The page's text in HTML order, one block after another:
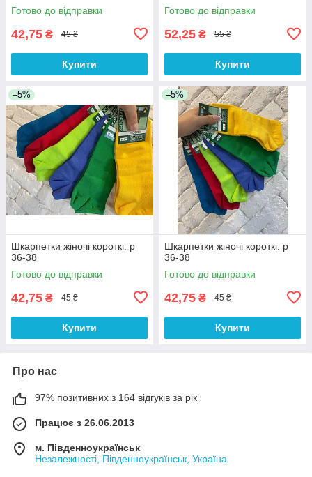
Готово до відправки
42,75 ₴ 45 ₴
Купити
Готово до відправки
52,25 ₴ 55 ₴
Купити
–5%
Шкарпетки жіночі короткі. р
36-38
Готово до відправки
42,75 ₴ 45 ₴
Купити
–5%
Шкарпетки жіночі короткі. р
36-38
Готово до відправки
42,75 ₴ 45 ₴
Купити
Про нас
97% позитивних з 164 відгуків за рік
Працює з 26.06.2013
м. Південноукраїнськ
Незалежності, Південноукраїнськ, Україна